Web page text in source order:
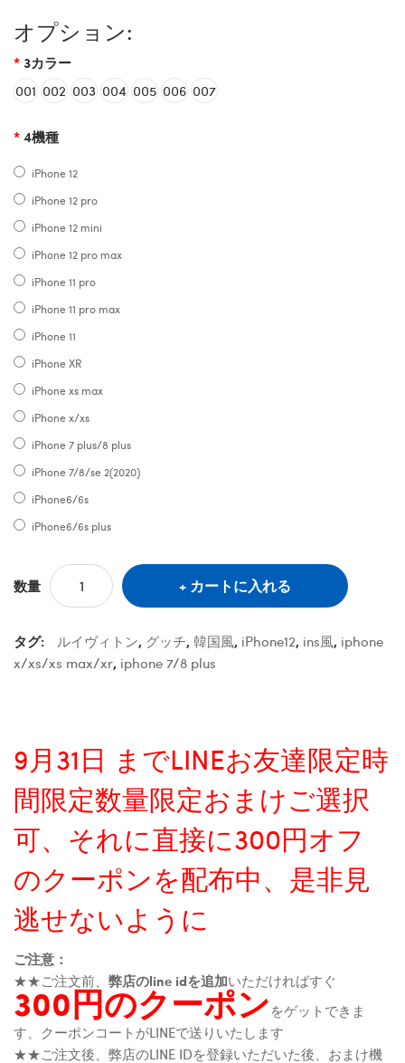
オプション:
3カラー
001 002 003 004 005 006 007
4機種
iPhone 12
iPhone 12 pro
iPhone 12 mini
iPhone 12 pro max
iPhone 11 pro
iPhone 11 pro max
iPhone 11
iPhone XR
iPhone xs max
iPhone x/xs
iPhone 7 plus/8 plus
iPhone 7/8/se 2(2020)
iPhone6/6s
iPhone6/6s plus
数量 カートに入れる
タグ: ルイヴィトン, グッチ, 韓国風, iPhone12, ins風, iphone
x/xs/xs max/xr, iphone 7/8 plus
9月31日 までLINEお友達限定時
間限定数量限定おまけご選択
可、それに直接に300円オフ
のクーポンを配布中、是非見
逃せないように
ご注意：
★★ご注文前、 弊店のline idを追加いただければすぐ
300円のクーポンをゲットできま
す、クーポンコートがLINEで送りいたします
★★ご注文後、弊店のLINE IDを登録いただいた後、おまけ機